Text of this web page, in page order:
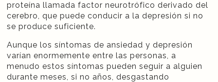
proteína llamada factor neurotrófico derivado del
cerebro, que puede conducir a la depresión si no
se produce suficiente.
Aunque los síntomas de ansiedad y depresión
varían enormemente entre las personas, a
menudo estos síntomas pueden seguir a alguien
durante meses, si no años, desgastando